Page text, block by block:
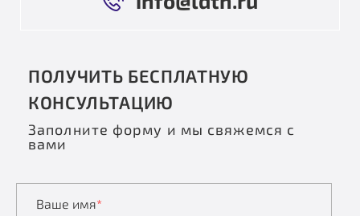
ПОЛУЧИТЬ БЕСПЛАТНУЮ
КОНСУЛЬТАЦИЮ
Заполните форму и мы свяжемся с
вами
Ваше имя*